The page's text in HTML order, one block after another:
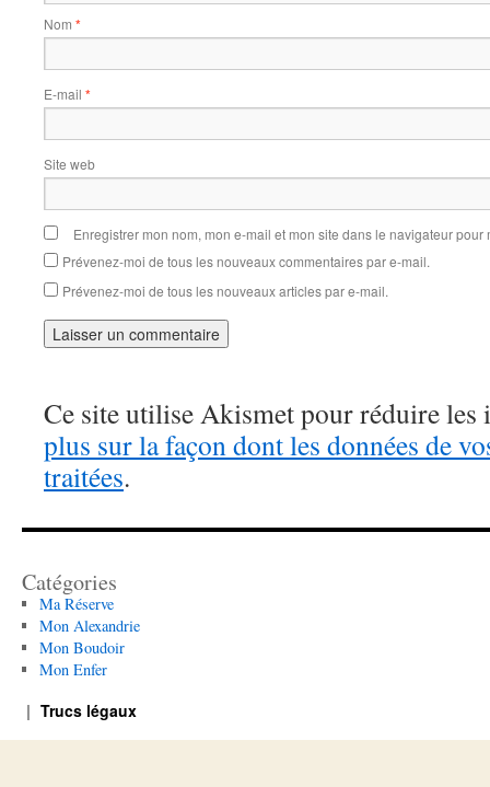
Nom *
E-mail *
Site web
Enregistrer mon nom, mon e-mail et mon site dans le navigateur
Prévenez-moi de tous les nouveaux commentaires par e-mail.
Prévenez-moi de tous les nouveaux articles par e-mail.
Ce site utilise Akismet pour réduire les
plus sur la façon dont les données de
traitées.
Catégories
Ma Réserve
Mon Alexandrie
Mon Boudoir
Mon Enfer
Trucs légaux